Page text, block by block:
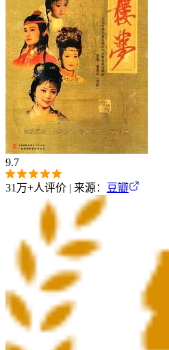
9.7
31万+人评价 | 来源： 豆瓣